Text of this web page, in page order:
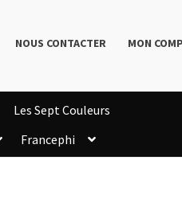
NOUS CONTACTER MON
Les Sept Couleurs
Francephi